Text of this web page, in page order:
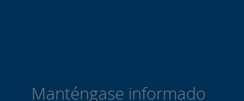
Manténgase informado